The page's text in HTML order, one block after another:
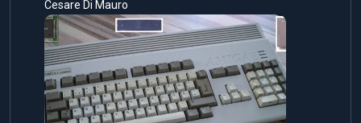
Cesare Di Mauro